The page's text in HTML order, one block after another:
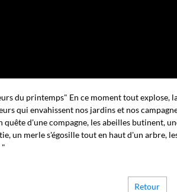
du printemps" En ce moment tout explose,
qui envahissent nos jardins et nos
quête d'une compagne, les abeilles butinent,
un merle s'égosille tout en haut d'un arbre,
"
Retour